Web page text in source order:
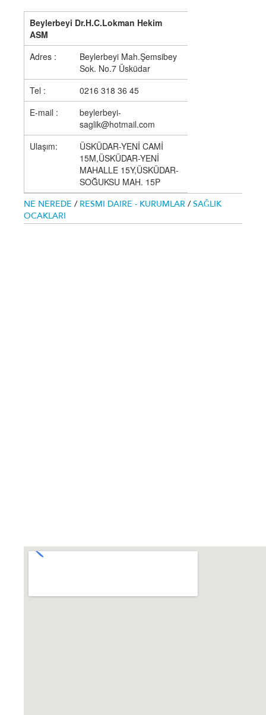
Beylerbeyi Dr.H.C.Lokman Hekim
ASM
Adres :
Beylerbeyi Mah.Şemsibey
Sok. No.7 Üsküdar
Tel :
0216 318 36 45
E-mail :
beylerbeyi-
saglik@hotmail.com
Ulaşım:
ÜSKÜDAR-YENİ CAMİ
15M,ÜSKÜDAR-YENİ
MAHALLE 15Y,ÜSKÜDAR-
SOĞUKSU MAH. 15P
NE NEREDE / RESMI DAIRE - KURUMLAR / SAĞLIK
OCAKLARI